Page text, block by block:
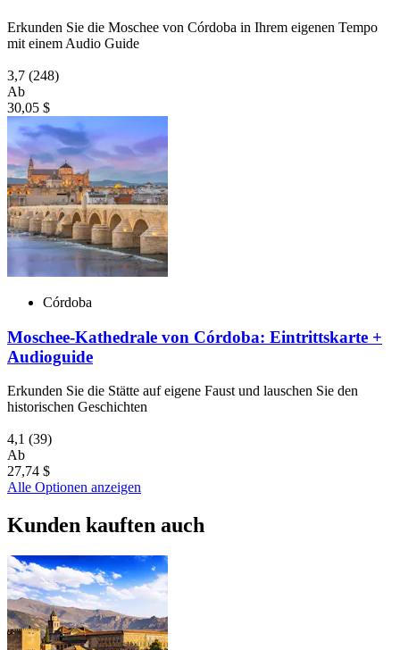
Erkunden Sie die Moschee von Córdoba in Ihrem eigenen Tempo
mit einem Audio Guide
3,7 (248)
Ab
30,05 $
Córdoba
Moschee-Kathedrale von Córdoba: Eintrittskarte +
Audioguide
Erkunden Sie die Stätte auf eigene Faust und lauschen Sie den
historischen Geschichten
4,1 (39)
Ab
27,74 $
Alle Optionen anzeigen
Kunden kauften auch